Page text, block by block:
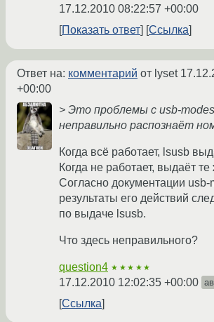
17.12.2010 08:22:57 +00:00
Показать ответ
Ссылка
Ответ на: комментарий от lyset
+00:00
> Это проблемы с usb-
неправильно распознаёт
Когда всё работает, lsusb
Когда не работает, выдаёт
Согласно документации usb-
результаты его действий
по выдаче lsusb.
Что здесь неправильного?
question4 ★★★★★
17.12.2010 12:02:35 +00:00
Ссылка